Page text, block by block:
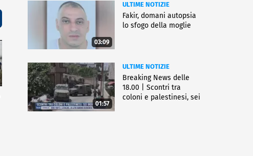
03:09
ULTIME NOTIZIE
Fakir, domani autopsia
lo sfogo della moglie
01:57
ULTIME NOTIZIE
Breaking News delle
18.00 | Scontri tra
coloni e palestinesi, sei